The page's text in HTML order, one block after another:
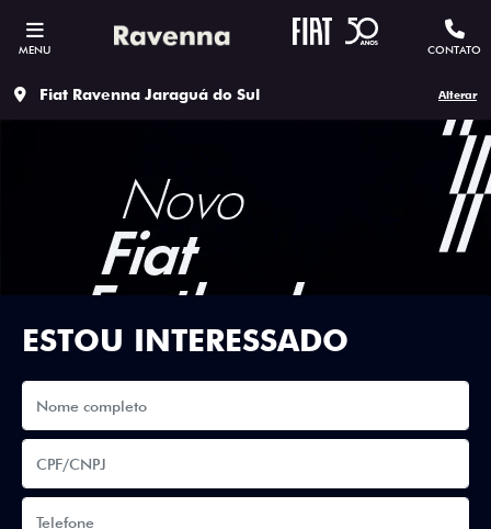
MENU CONTATO
Fiat Ravenna Jaraguá do Sul Alterar
ESTOU INTERESSADO